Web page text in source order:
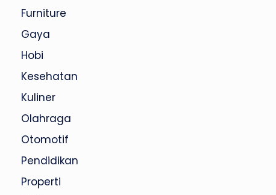
Furniture
Gaya
Hobi
Kesehatan
Kuliner
Olahraga
Otomotif
Pendidikan
Properti